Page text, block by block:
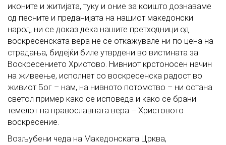
иконите и житијата, туку и оние за коишто дознаваме
од песните и преданијата на нашиот македонски
народ, ни се доказ дека нашите претходници од
воскресенската вера не се откажувале ни по цена на
страдања, бидејќи биле утврдени во вистината за
Воскресението Христово. Нивниот крстоносен начин
на живеење, исполнет со воскресенска радост во
живиот Бог – нам, на нивното потомство – ни остана
светол пример како се исповеда и како се брани
темелот на православната вера – Христовото
воскресение.
Возљубени чеда на Македонската Црква,